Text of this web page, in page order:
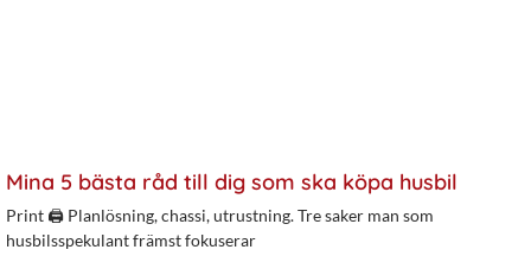
Mina 5 bästa råd till dig som ska köpa husbil
Print 🖨 Planlösning, chassi, utrustning. Tre saker man som
husbilsspekulant främst fokuserar